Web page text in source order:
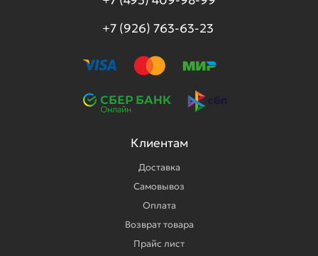
+7 (926) 763-63-23
Клиентам
Доставка
Самовывоз
Оплата
Возврат товара
Прайс лист